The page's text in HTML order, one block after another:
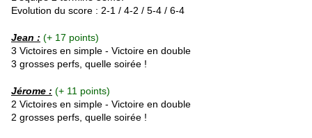
Evolution du score : 2-1 / 4-2 / 5-4 / 6-4
Jean : (+ 17 points)
3 Victoires en simple - Victoire en double
3 grosses perfs, quelle soirée !
Jérome : (+ 11 points)
2 Victoires en simple - Victoire en double
2 grosses perfs, quelle soirée !